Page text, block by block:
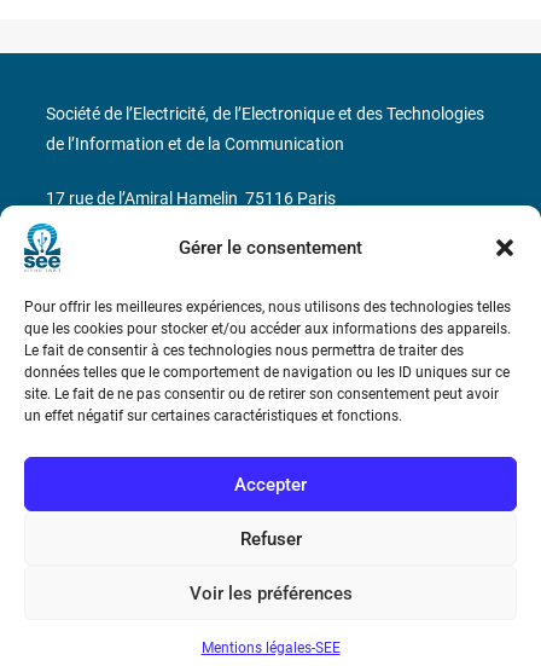
Gérer le consentement
Pour offrir les meilleures expériences, nous utilisons des technologies telles
que les cookies pour stocker et/ou accéder aux informations des appareils.
Le fait de consentir à ces technologies nous permettra de traiter des
données telles que le comportement de navigation ou les ID uniques sur ce
site. Le fait de ne pas consentir ou de retirer son consentement peut avoir
un effet négatif sur certaines caractéristiques et fonctions.
Accepter
Refuser
Voir les préférences
Mentions légales-SEE
Conditions Générales de Vente
Société de l’Electricité, de l’Electronique et des Technologies
de l’Information et de la Communication
17 rue de l’Amiral Hamelin 75116 Paris
Métro : « Boissière » Ligne 6 et « Iéna » Ligne 9
Téléphone : (+33) 1 56 90 37 17
N° de SIREN : 785 393 232, Code APE : 9412Z TVA intra-
communautaire : FR44 785 393 232